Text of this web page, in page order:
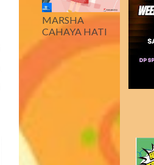
MARSHA
CAHAYA HATI